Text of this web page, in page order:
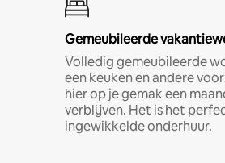
Gemeubileerde
Volledig gemeubileerde
een keuken en andere
hier op je gemak een
verblijven. Het is het
ingewikkelde onderhuur.